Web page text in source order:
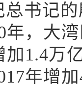
记的
年，大
加1.4万
年增